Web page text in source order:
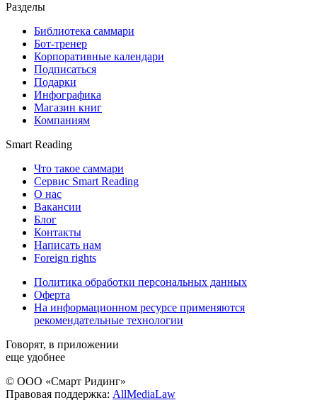
Разделы
Библиотека саммари
Бот-тренер
Корпоративные календари
Подписаться
Подарки
Инфографика
Магазин книг
Компаниям
Smart Reading
Что такое саммари
Сервис Smart Reading
О нас
Вакансии
Блог
Контакты
Написать нам
Foreign rights
Политика обработки персональных данных
Оферта
На информационном ресурсе применяются
рекомендательные технологии
Говорят, в приложении
еще удобнее
© ООО «Смарт Ридинг»
Правовая поддержка: AllMediaLaw